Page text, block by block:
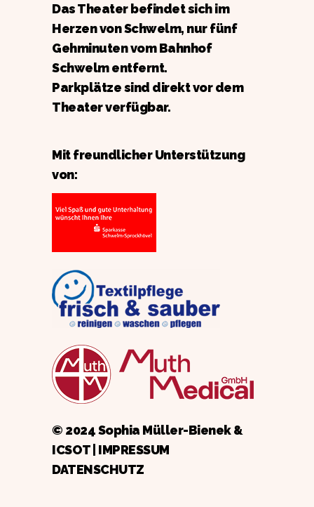
Das Theater befindet sich im
Herzen von Schwelm, nur fünf
Gehminuten vom Bahnhof
Schwelm entfernt.
Parkplätze sind direkt vor dem
Theater verfügbar.
Mit freundlicher Unterstützung
von:
© 2024 Sophia Müller-Bienek &
ICSOT| IMPRESSUM
DATENSCHUTZ